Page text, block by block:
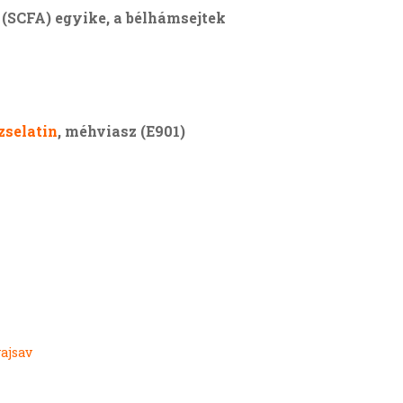
egyike, a bélhámsejtek
, méhviasz (E901)